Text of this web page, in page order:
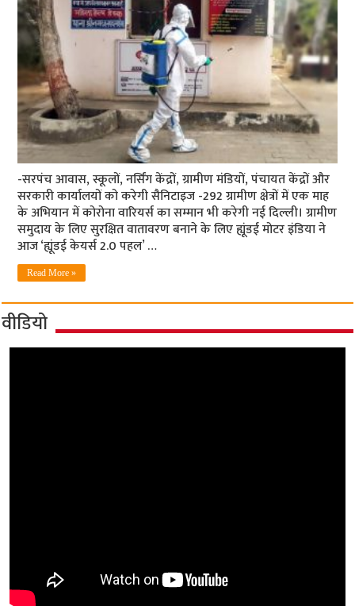
-सरपंच आवास, स्कूलों, नर्सिंग केंद्रों, ग्रामीण मंडियों, पंचायत केंद्रों और
सरकारी कार्यालयों को करेगी सैनिटाइज -292 ग्रामीण क्षेत्रों में एक माह
के अभियान में कोरोना वारियर्स का सम्‍मान भी करेगी नई दिल्ली। ग्रामीण
समुदाय के लिए सुरक्षित वातावरण बनाने के लिए ह्यूंडई मोटर इंडिया ने
आज ‘ह्यूंडई केयर्स 2.0 पहल’ …
Read More »
वीडियो